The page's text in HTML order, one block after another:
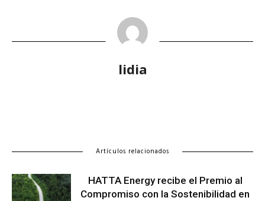
lidia
Artículos relacionados
HATTA Energy recibe el Premio al
Compromiso con la Sostenibilidad en